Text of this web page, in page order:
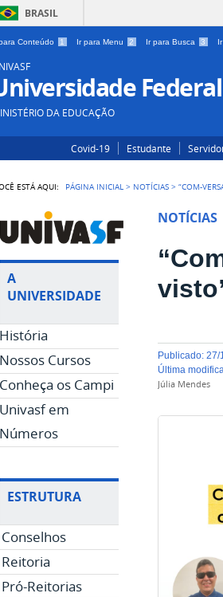
BRASIL
Conteúdo 1 Ir para Menu 2 Ir para Busca 3
DA EDUCAÇÃO
Covid-19 Estudante
ESTÁ AQUI: PÁGINA INICIAL > NOTÍCIAS >“COM-
A
UNIVERSIDADE
História
Nossos Cursos
Conheça os Campi
Univasf em
Números
ESTRUTURA
Conselhos
Reitoria
Pró-Reitorias
NOTÍCIAS
publicado:27/
última
Júlia Mendes